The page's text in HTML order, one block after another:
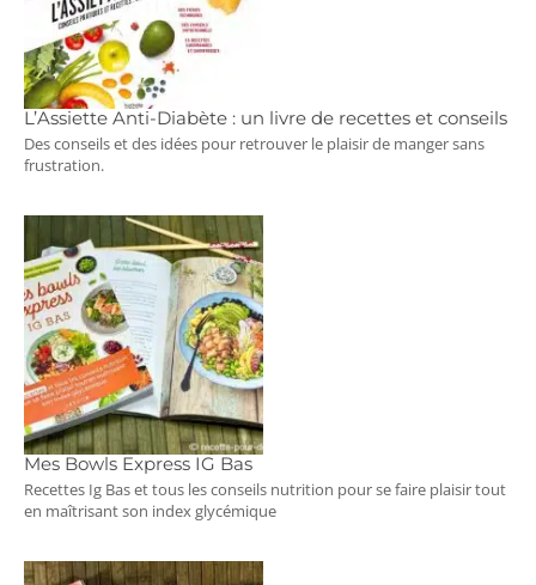
L’Assiette Anti-Diabète : un livre de recettes et conseils
Des conseils et des idées pour retrouver le plaisir de manger sans
frustration.
Mes Bowls Express IG Bas
Recettes Ig Bas et tous les conseils nutrition pour se faire plaisir tout
en maîtrisant son index glycémique